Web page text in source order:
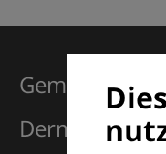
Gemeinsam
Dermatologie